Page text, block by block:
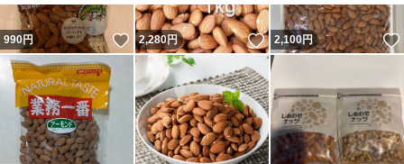
990円 いいね！
2,280円 いいね！
2,100円